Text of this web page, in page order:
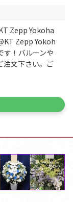
Zepp Yokoha
Zepp Yokoh
！バルーンや
注文下さい。ご